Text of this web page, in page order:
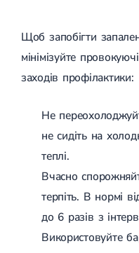
Щоб запобігти
мінімізуйте
заходів профілактики:
Не
не сидіть на
теплі.
Вчасно
терпіть. В нормі
до 6 разів з
Використовуйте